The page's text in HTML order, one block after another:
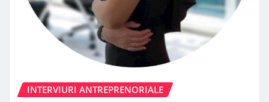
INTERVIURI ANTREPRENORIALE